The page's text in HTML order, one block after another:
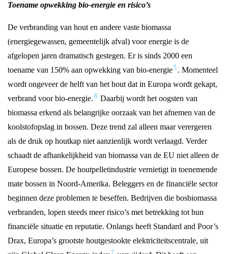
Toename opwekking bio-energie en risico’s
De verbranding van hout en andere vaste biomassa
(energiegewassen, gemeentelijk afval) voor energie is de
afgelopen jaren dramatisch gestegen. Er is sinds 2000 een
toename van 150% aan opwekking van bio-energie5 . Momenteel
wordt ongeveer de helft van het hout dat in Europa wordt gekapt,
verbrand voor bio-energie. 6 Daarbij wordt het oogsten van
biomassa erkend als belangrijke oorzaak van het afnemen van de
koolstofopslag in bossen. Deze trend zal alleen maar verergeren
als de druk op houtkap niet aanzienlijk wordt verlaagd. Verder
schaadt de afhankelijkheid van biomassa van de EU niet alleen de
Europese bossen. De houtpelletindustrie vernietigt in toenemende
mate bossen in Noord-Amerika. Beleggers en de financiële sector
beginnen deze problemen te beseffen. Bedrijven die bosbiomassa
verbranden, lopen steeds meer risico’s met betrekking tot hun
financiële situatie en reputatie. Onlangs heeft Standard and Poor’s
Drax, Europa’s grootste houtgestookte elektriciteitscentrale, uit
7